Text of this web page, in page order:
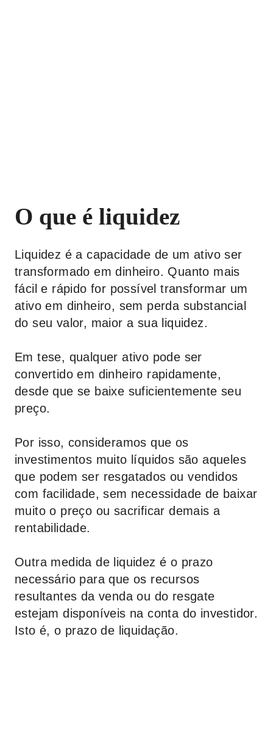
O que é liquidez
Liquidez é a capacidade de um ativo ser
transformado em dinheiro. Quanto mais
fácil e rápido for possível transformar um
ativo em dinheiro, sem perda substancial
do seu valor, maior a sua liquidez.
Em tese, qualquer ativo pode ser
convertido em dinheiro rapidamente,
desde que se baixe suficientemente seu
preço.
Por isso, consideramos que os
investimentos muito líquidos são aqueles
que podem ser resgatados ou vendidos
com facilidade, sem necessidade de baixar
muito o preço ou sacrificar demais a
rentabilidade.
Outra medida de liquidez é o prazo
necessário para que os recursos
resultantes da venda ou do resgate
estejam disponíveis na conta do investidor.
Isto é, o prazo de liquidação.